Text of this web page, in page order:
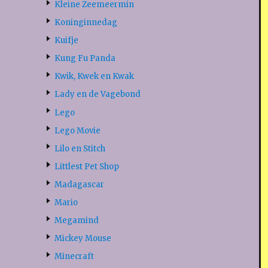
Kleine Zeemeermin
Koninginnedag
Kuifje
Kung Fu Panda
Kwik, Kwek en Kwak
Lady en de Vagebond
Lego
Lego Movie
Lilo en Stitch
Littlest Pet Shop
Madagascar
Mario
Megamind
Mickey Mouse
Minecraft